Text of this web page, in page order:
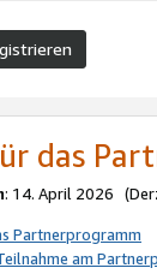
das
: 14. April 2026
Partnerprogramm
am